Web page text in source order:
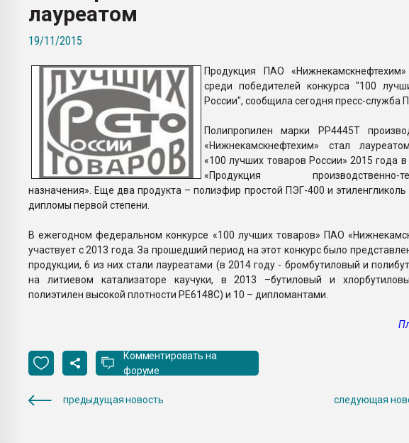
покупка, обмен
лауреатом
19/11/2015
Продукция ПАО «Нижнекамскнефтехим»
среди победителей конкурса "100
России", сообщила сегодня пресс-служба
Полипропилен марки РР4445Т
«Нижнекамскнефтехим» стал
«100 лучших товаров России» 2015 года
«Продукция производственно-
назначения». Еще два продукта – полиэфир простой ПЭГ-400 и этиленгликоль
дипломы первой степени.
В ежегодном федеральном конкурсе «100 лучших товаров» ПАО
участвует с 2013 года. За прошедший период на этот конкурс было
продукции, 6 из них стали лауреатами (в 2014 году - бромбутиловый и
на литиевом катализаторе каучуки, в 2013 –бутиловый и
полиэтилен высокой плотности РЕ6148С) и 10 – дипломантами.
Комментировать на
форуме
предыдущая новость следующая